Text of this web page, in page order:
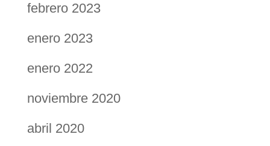
febrero 2023
enero 2023
enero 2022
noviembre 2020
abril 2020